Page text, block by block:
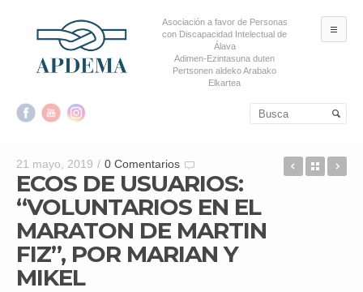
Asociación a favor de Personas
con Discapacidad Intelectual de
Álava
Adimen-Ezintasuna duten
Pertsonen aldeko Arabako
Elkartea
secundario
21 mayo, 2019 / 0 Comentarios
ECOS DE USUARIOS:
“VOLUNTARIOS EN EL
MARATON DE MARTIN
FIZ”, POR MARIAN Y
MIKEL
ECOSBack